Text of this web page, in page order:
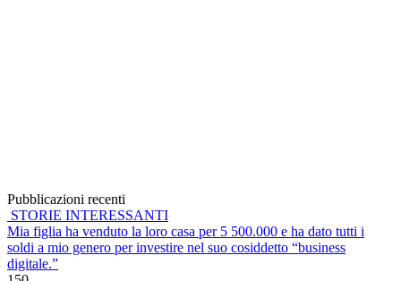
Pubblicazioni recenti
STORIE INTERESSANTI
Mia figlia ha venduto la loro casa per 5 500.000 e ha dato tutti i
soldi a mio genero per investire nel suo cosiddetto “business
digitale.”